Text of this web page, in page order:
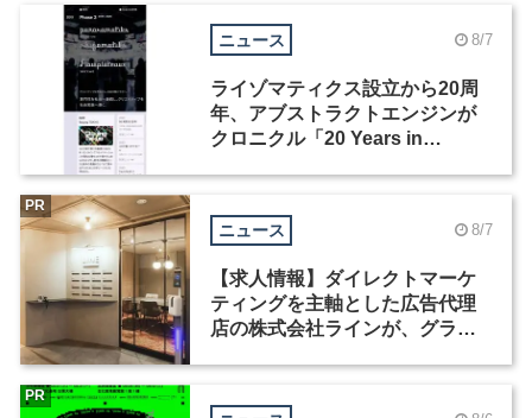
ニュース 8/7
ライゾマティクス設立から20周
年、アブストラクトエンジンが
クロニクル「20 Years in
ニュース 8/7
【求人情報】ダイレクトマーケ
ティングを主軸とした広告代理
店の株式会社ラインが、グラフ
PR
PR